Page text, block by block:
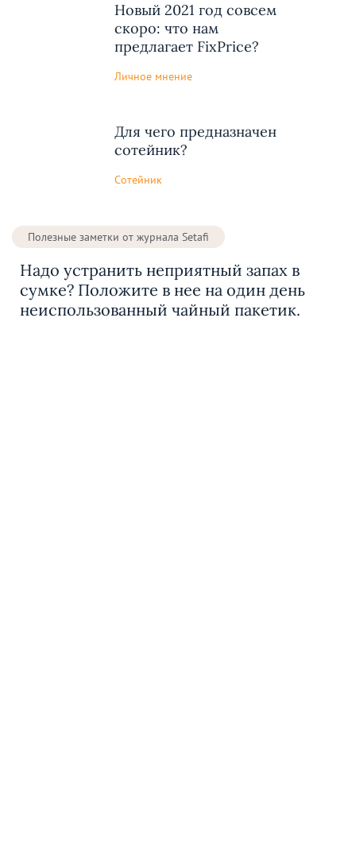
Новый 2021 год совсем
скоро: что нам
предлагает FixPrice?
Личное мнение
Для чего предназначен
сотейник?
Сотейник
Полезные заметки от журнала Setafi